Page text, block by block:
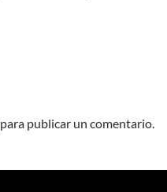
para publicar un comentario.